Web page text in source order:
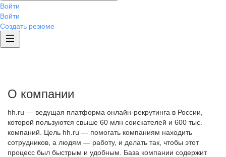
Войти
Войти
Создать резюме
О компании
hh.ru — ведущая платформа онлайн-рекрутинга в России,
которой пользуются свыше 60 млн соискателей и 600 тыс.
компаний. Цель hh.ru — помогать компаниям находить
сотрудников, а людям — работу, и делать так, чтобы этот
процесс был быстрым и удобным. База компании содержит